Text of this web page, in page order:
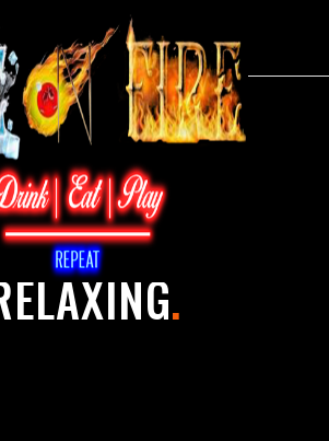
Happens
Here
.